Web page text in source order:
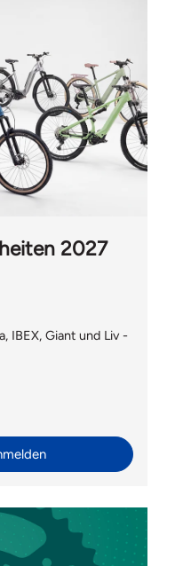
2027
IBEX, Giant und Liv -